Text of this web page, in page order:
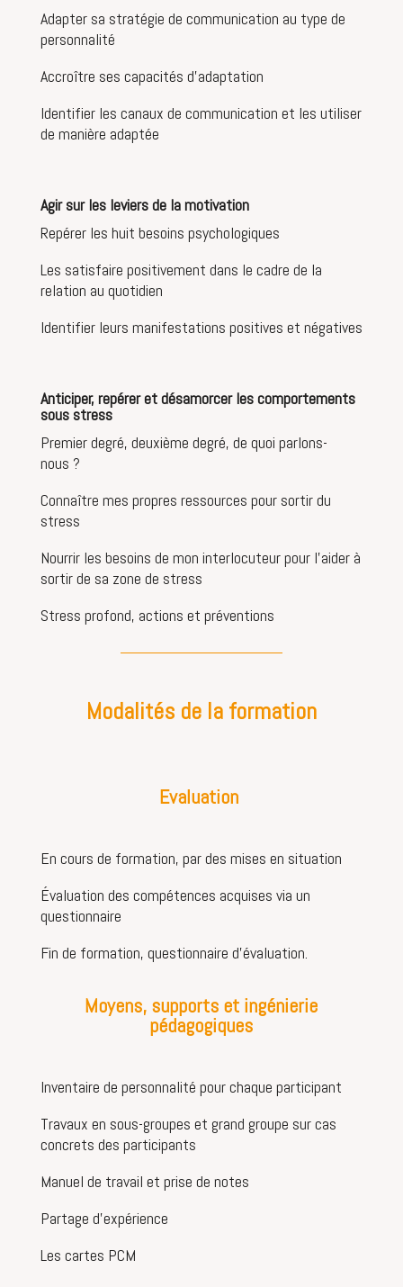
Adapter sa stratégie de communication au type de
personnalité
Accroître ses capacités d’adaptation
Identifier les canaux de communication et les utiliser
de manière adaptée
Agir sur les leviers de la motivation
Repérer les huit besoins psychologiques
Les satisfaire positivement dans le cadre de la
relation au quotidien
Identifier leurs manifestations positives et négatives
Anticiper, repérer et désamorcer les comportements
sous stress
Premier degré, deuxième degré, de quoi parlons-
nous ?
Connaître mes propres ressources pour sortir du
stress
Nourrir les besoins de mon interlocuteur pour l’aider à
sortir de sa zone de stress
Stress profond, actions et préventions
Modalités de la formation
Evaluation
En cours de formation, par des mises en situation
Évaluation des compétences acquises via un
questionnaire
Fin de formation, questionnaire d’évaluation.
Moyens, supports et ingénierie
pédagogiques
Inventaire de personnalité pour chaque participant
Travaux en sous-groupes et grand groupe sur cas
concrets des participants
Manuel de travail et prise de notes
Partage d’expérience
Les cartes PCM